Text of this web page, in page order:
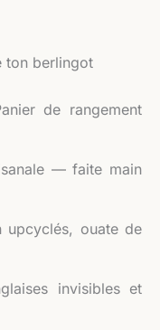
ton berlingot
de rangement
— faite main
upcyclés, ouate de
invisibles et